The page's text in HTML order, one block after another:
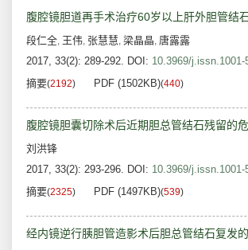
腹腔镜胆道再手术治疗60岁以上肝外胆管结
段仁全, 王伟, 张慧慧, 梁晶晶, 唐露露
2017, 33(2): 289-292. DOI: 10.3969/
摘要(2192) PDF (1502KB)(440)
腹腔镜胆囊切除术后近期胆总管结石残留的
刘洪锋
2017, 33(2): 293-296. DOI: 10.3969/
摘要(2325) PDF (1497KB)(539)
经内镜逆行胰胆管造影术后胆总管结石复发